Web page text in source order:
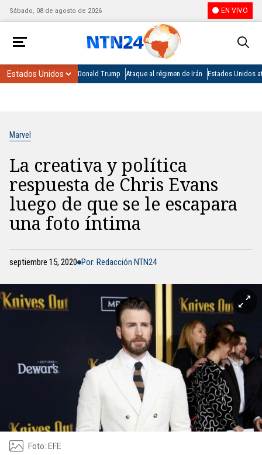
Sábado, 08 de agosto de 2026 EN VIVO
Donald Trump Ataque al régimen de Irán Estados Unidos
Marvel
La creativa y política
respuesta de Chris Evans
luego de que se le escapara
una foto íntima
septiembre 15, 2020 Por: Redacción NTN24
Foto: EFE